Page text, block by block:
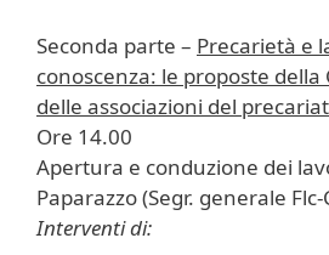
Seconda parte – Precarietà e
conoscenza: le proposte della
delle associazioni del
Ore 14.00
Apertura e conduzione dei
Paparazzo (Segr. generale
Interventi di: